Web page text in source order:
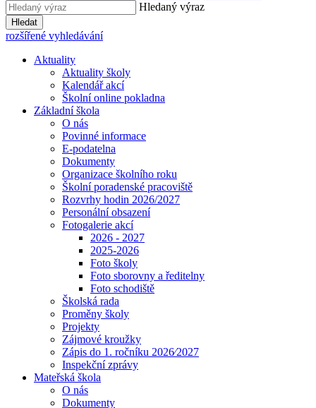
Hledaný výraz
Hledat
rozšířené vyhledávání
Aktuality
Aktuality školy
Kalendář akcí
Školní online pokladna
Základní škola
O nás
Povinné informace
E-podatelna
Dokumenty
Organizace školního roku
Školní poradenské pracoviště
Rozvrhy hodin 2026/2027
Personální obsazení
Fotogalerie akcí
2026 - 2027
2025-2026
Foto školy
Foto sborovny a ředitelny
Foto schodiště
Školská rada
Proměny školy
Projekty
Zájmové kroužky
Zápis do 1. ročníku 2026⁄2027
Inspekční zprávy
Mateřská škola
O nás
Dokumenty